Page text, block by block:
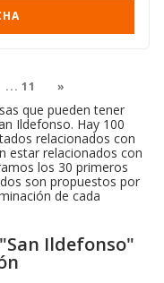
...11 »
que pueden tener
Ildefonso. Hay 100
relacionados con
estar relacionados con
los 30 primeros
son propuestos por
de cada
Ildefonso"